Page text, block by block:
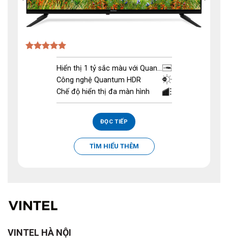
Được xếp
5.00Hiển thị 1 tỷ sắc màu với Quan...
Công nghệ Quantum HDR
Chế độ hiển thị đa màn hình
ĐỌC TIẾP
TÌM HIỂU THÊM
VINTEL HÀ NỘI